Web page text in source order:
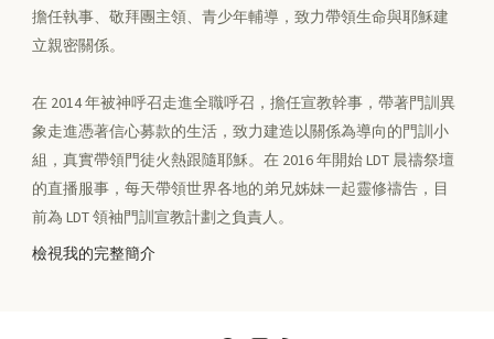
擔任執事、敬拜團主領、青少年輔導，致力帶領生命與耶穌建
立親密關係。
在 2014 年被神呼召走進全職呼召，擔任宣教幹事，帶著門訓異
象走進憑著信心募款的生活，致力建造以關係為導向的門訓小
組，真實帶領門徒火熱跟隨耶穌。在 2016 年開始 LDT 晨禱祭壇
的直播服事，每天帶領世界各地的弟兄姊妹一起靈修禱告，目
前為 LDT 領袖門訓宣教計劃之負責人。
檢視我的完整簡介